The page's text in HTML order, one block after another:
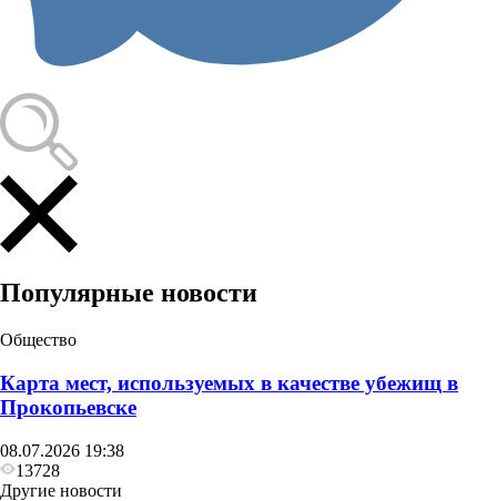
Общество
В Кузбассе мужчина осужден на 20 лет за
изнасилование падчерицы
Популярные новости
Общество
Карта мест, используемых в качестве убежищ в
Прокопьевске
08.07.2026 19:38
13728
Другие новости